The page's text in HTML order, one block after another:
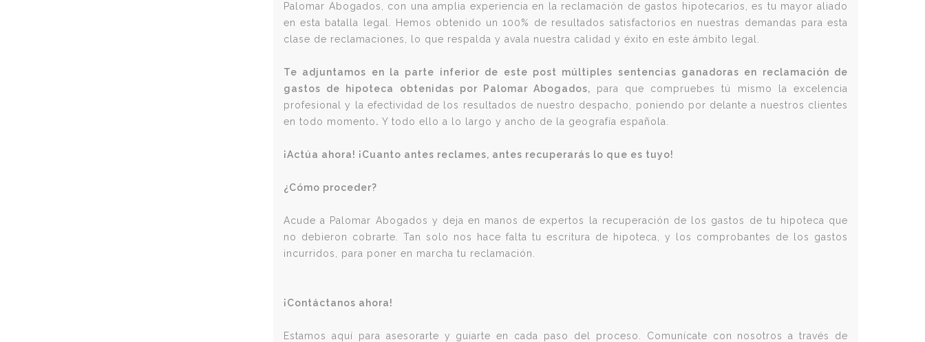
Palomar Abogados, con una amplia experiencia en la reclamación de gastos hipotecarios, es tu mayor aliado
en esta batalla legal. Hemos obtenido un 100% de resultados satisfactorios en nuestras demandas para esta
clase de reclamaciones, lo que respalda y avala nuestra calidad y éxito en este ámbito legal.
Te adjuntamos en la parte inferior de este post múltiples sentencias ganadoras en reclamación de
gastos de hipoteca obtenidas por Palomar Abogados, para que compruebes tú mismo la excelencia
profesional y la efectividad de los resultados de nuestro despacho, poniendo por delante a nuestros clientes
en todo momento. Y todo ello a lo largo y ancho de la geografía española.
¡Actúa ahora! ¡Cuanto antes reclames, antes recuperarás lo que es tuyo!
¿Cómo proceder?
Acude a Palomar Abogados y deja en manos de expertos la recuperación de los gastos de tu hipoteca que
no debieron cobrarte. Tan solo nos hace falta tu escritura de hipoteca, y los comprobantes de los gastos
incurridos, para poner en marcha tu reclamación.
¡Contáctanos ahora!
Estamos aquí para asesorarte y guiarte en cada paso del proceso. Comunícate con nosotros a través de